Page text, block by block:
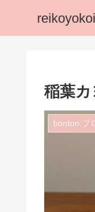
reikoyokoi
稲葉
bonton.ブ